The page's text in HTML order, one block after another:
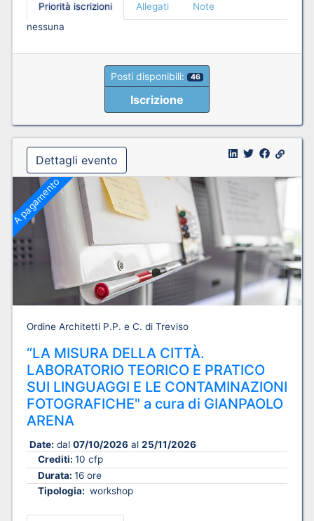
Priorità iscrizioni Allegati
Note
nessuna
Posti disponibili: 46
Iscrizione
Dettagli evento
A pagamento
Ordine Architetti P.P. e C. di Treviso
“LA MISURA DELLA CITTÀ.
LABORATORIO TEORICO E PRATICO
SUI LINGUAGGI E LE CONTAMINAZIONI
FOTOGRAFICHE" a cura di GIANPAOLO
ARENA
Date: dal 07/10/2026 al 25/11/2026
Crediti: 10 cfp
Durata: 16 ore
Tipologia: workshop